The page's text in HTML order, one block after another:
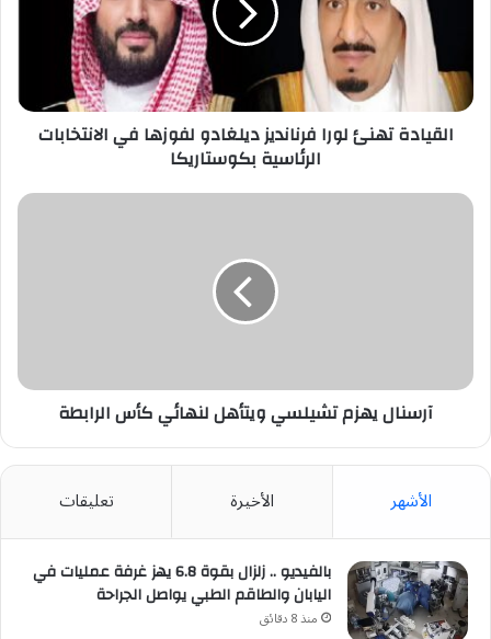
ديلغادو
الانتخابات
الرئاسية
بكوستاريكا
القيادة تهنئ لورا فرنانديز ديلغادو لفوزها في الانتخابات
الرئاسية بكوستاريكا
آرسنال
آرسنال يهزم تشيلسي ويتأهل لنهائي كأس الرابطة
الأشهر الأخيرة تعليقات
بالفيديو .. زلزال بقوة 6.8 يهز غرفة عمليات في
اليابان والطاقم الطبي يواصل الجراحة
منذ 8 دقائق